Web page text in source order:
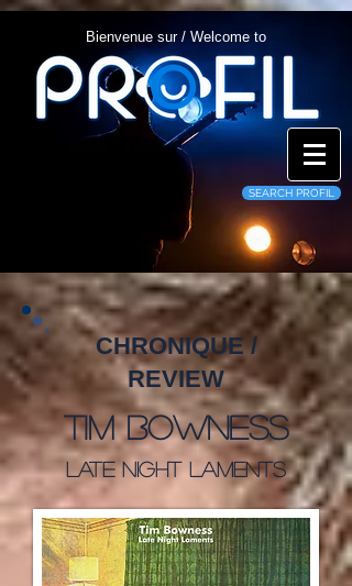
Bienvenue sur / Welcome to
SEARCH PROFIL
CHRONIQUE /
REVIEW
Tim Bowness
Late Night Laments